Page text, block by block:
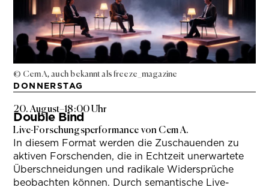
© Cem A, auch bekannt als freeze_magazine
DONNERSTAG
20. August–18:00 Uhr
Double Bind
Live-Forschungsperformance von Cem A.
In diesem Format werden die Zuschauenden zu
aktiven Forschenden, die in Echtzeit unerwartete
Überschneidungen und radikale Widersprüche
beobachten können. Durch semantische Live-